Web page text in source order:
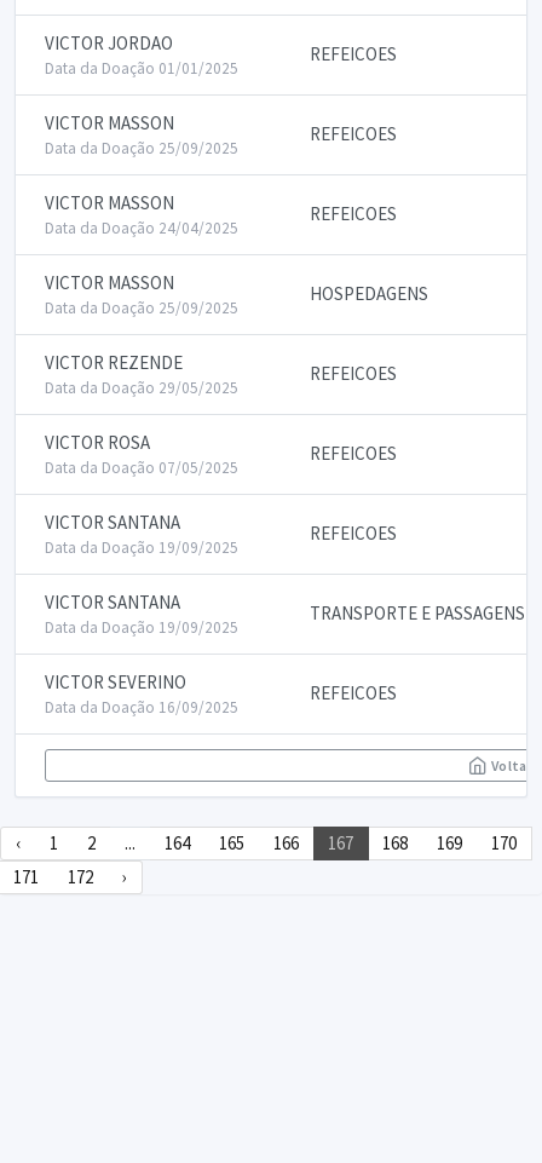
VICTOR JORDAO
Data da Doação 01/01/2025
REFEICOES
VICTOR MASSON
Data da Doação 25/09/2025
REFEICOES
VICTOR MASSON
Data da Doação 24/04/2025
REFEICOES
VICTOR MASSON
Data da Doação 25/09/2025
HOSPEDAGENS
VICTOR REZENDE
Data da Doação 29/05/2025
REFEICOES
VICTOR ROSA
Data da Doação 07/05/2025
REFEICOES
VICTOR SANTANA
Data da Doação 19/09/2025
REFEICOES
VICTOR SANTANA
Data da Doação 19/09/2025
TRANSPORTE E PASSAGENS
VICTOR SEVERINO
Data da Doação 16/09/2025
REFEICOES
Voltar
‹ 1 2 ... 164 165 166 167 168 169
170
171
172 ›